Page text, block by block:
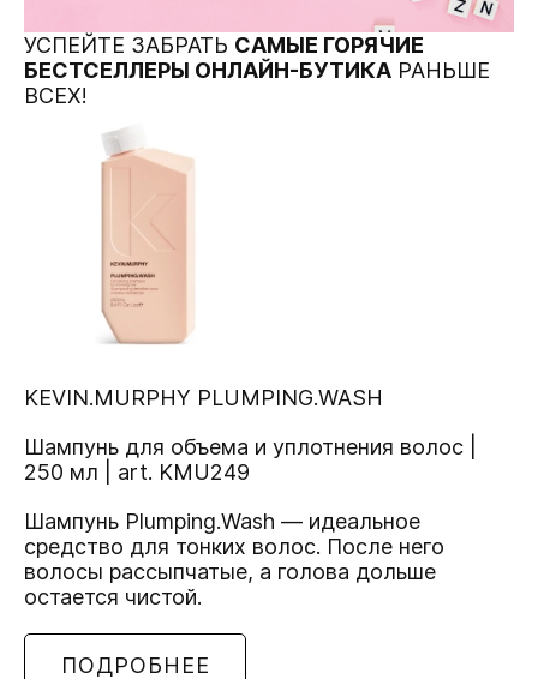
УСПЕЙТЕ ЗАБРАТЬ CАМЫЕ ГОРЯЧИЕ
БЕСТСЕЛЛЕРЫ ОНЛАЙН-БУТИКА РАНЬШЕ
ВСЕХ!
KEVIN.MURPHY PLUMPING.WASH
Шампунь для объема и уплотнения волос |
250 мл | art. KMU249
Шампунь Plumping.Wash — идеальное
средство для тонких волос. После него
волосы рассыпчатые, а голова дольше
остается чистой.
ПОДРОБНЕЕ